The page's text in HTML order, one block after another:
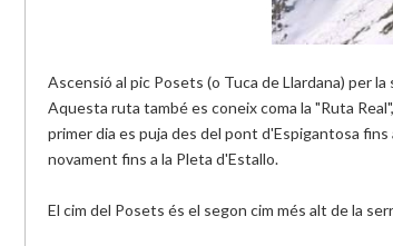
Ascensió al pic Posets (o Tuca de Llardana) per
Aquesta ruta també es coneix coma la "Ruta
primer dia es puja des del pont d'Espigantosa
novament fins a la Pleta d'Estallo.
El cim del Posets és el segon cim més alt de la